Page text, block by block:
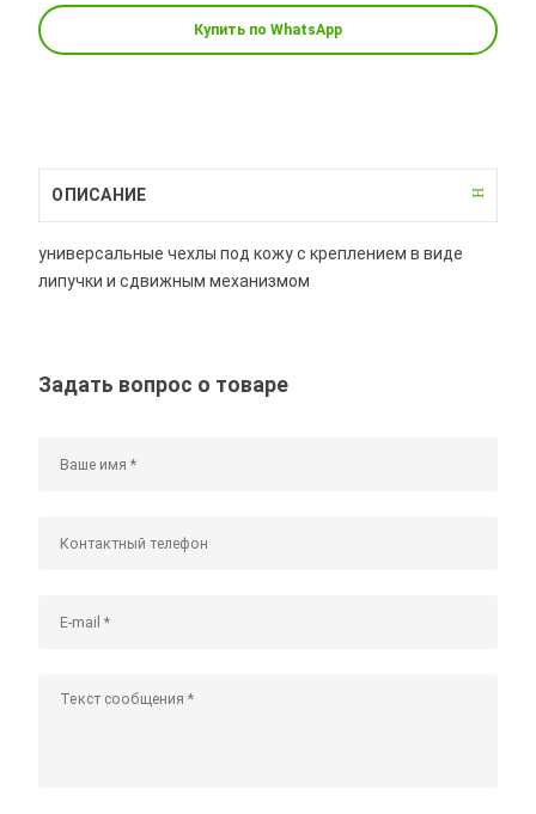
Купить по WhatsApp
ОПИСАНИЕ
универсальные чехлы под кожу с креплением в виде
липучки и сдвижным механизмом
Задать вопрос о товаре